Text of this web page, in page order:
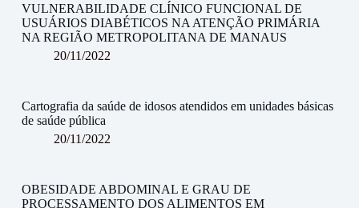
VULNERABILIDADE CLÍNICO FUNCIONAL DE
USUÁRIOS DIABÉTICOS NA ATENÇÃO PRIMÁRIA
NA REGIÃO METROPOLITANA DE MANAUS
20/11/2022
Cartografia da saúde de idosos atendidos em unidades básicas
de saúde pública
20/11/2022
OBESIDADE ABDOMINAL E GRAU DE
PROCESSAMENTO DOS ALIMENTOS EM